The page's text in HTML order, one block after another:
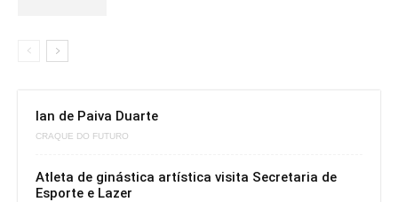
Ian de Paiva Duarte
CRAQUE DO FUTURO
Atleta de ginástica artística visita Secretaria de
Esporte e Lazer